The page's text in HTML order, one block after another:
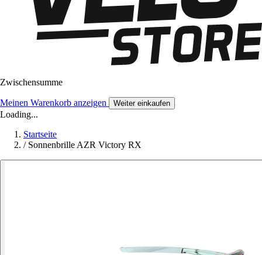
Zwischensumme
Meinen Warenkorb anzeigen Weiter einkaufen
Loading...
Startseite
/ Sonnenbrille AZR Victory RX